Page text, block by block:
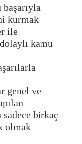
başarıyla
kurmak
ile
kamu
genel ve
sadece birkaç
olmak